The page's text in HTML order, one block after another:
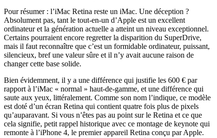
Pour résumer : l’iMac Retina reste un iMac. Une déception ?
Absolument pas, tant le tout-en-un d’Apple est un excellent
ordinateur et la génération actuelle a atteint un niveau exceptionnel.
Certains pourraient encore regretter la disparition du SuperDrive,
mais il faut reconnaître que c’est un formidable ordinateur, puissant,
silencieux, bref une valeur sûre et il n’y avait aucune raison de
changer cette base solide.
Bien évidemment, il y a une différence qui justifie les 600 € par
rapport à l’iMac « normal » haut-de-gamme, et une différence qui
saute aux yeux, littéralement. Comme son nom l’indique, ce modèle
est doté d’un écran Retina qui contient quatre fois plus de pixels
qu’auparavant. Si vous n’êtes pas au point sur le Retina et ce que
cela signifie, petit rappel historique avec ce montage de keynote qui
remonte à l’iPhone 4, le premier appareil Retina conçu par Apple.